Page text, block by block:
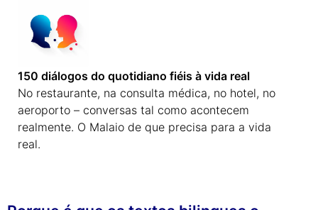
150 diálogos do quotidiano fiéis à vida real
No restaurante, na consulta médica, no hotel, no
aeroporto – conversas tal como acontecem
realmente. O Malaio de que precisa para a vida
real.